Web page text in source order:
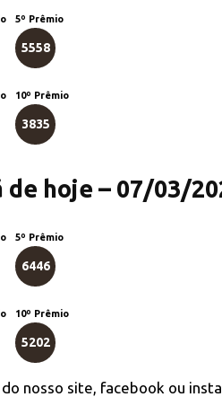
5º Prêmio
5558
10º Prêmio
3835
de hoje – 07/03/
5º Prêmio
6446
10º Prêmio
5202
nosso site, facebook ou